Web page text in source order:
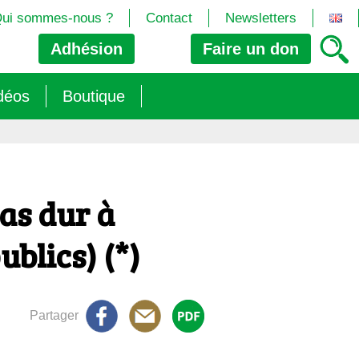
Adhésion Faire un don
sommes-nous ? Contact Newsletters
(2023/26)
» s’imposent aux législateurs européens ?
Boutique
dur à
(*)
Partager